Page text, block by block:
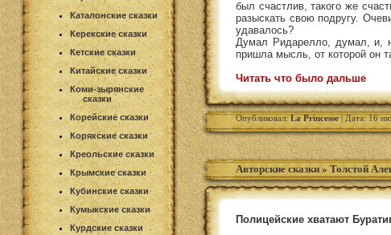
Каталонские сказки
Керекские сказки
Кетские сказки
Китайские сказки
Коми-зырянские
сказки
Корейские сказки
Корякские сказки
Креольские сказки
Крымские сказки
Кубинские сказки
Кумыкские сказки
Курдские сказки
был счастлив, такого же
разыскать свою подругу.
удавалось?
Думал Ридарелло, думал, и,
пришла мысль, от которой он
Читать что было дальше
Опубликовал:La Princesse| Дата: 16
Авторские сказки » Толстой
Полицейские хватают